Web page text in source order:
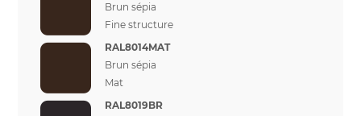
Brun sépia
Fine structure
RAL8014MAT
Brun sépia
Mat
RAL8019BR